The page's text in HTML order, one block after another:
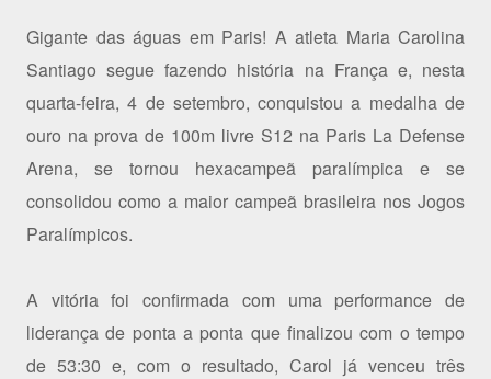
Gigante das águas em Paris! A atleta Maria Carolina
Santiago segue fazendo história na França e, nesta
quarta-feira, 4 de setembro, conquistou a medalha de
ouro na prova de 100m livre S12 na Paris La Defense
Arena, se tornou hexacampeã paralímpica e se
consolidou como a maior campeã brasileira nos Jogos
Paralímpicos.
A vitória foi confirmada com uma performance de
liderança de ponta a ponta que finalizou com o tempo
de 53:30 e, com o resultado, Carol já venceu três